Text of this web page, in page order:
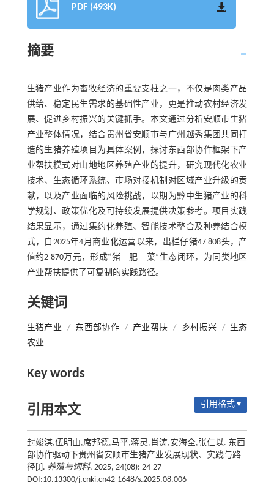
PDF (493K)
摘要
生猪产业作为畜牧经济的重要支柱之一，不仅是肉类产品
供给、稳定民生需求的基础性产业，更是推动农村经济发
展、促进乡村振兴的关键抓手。本文通过分析安顺市生猪
产业整体情况，结合贵州省安顺市与广州越秀集团共同打
造的生猪养殖项目为具体案例，探讨东西部协作框架下产
业帮扶模式对山地地区养殖产业的提升，研究现代化农业
技术、生态循环系统、市场对接机制对区域产业升级的贡
献，以及产业面临的风险挑战，以期为黔中生猪产业的科
学规划、政策优化及可持续发展提供决策参考。项目实践
结果显示，通过集约化养殖、智能技术整合及种养结合模
式，自2025年4月商业化运营以来，出栏仔猪47 808头，产
值约2 870万元，形成“猪－肥－菜”生态闭环，为同类地区
产业帮扶提供了可复制的实践路径。
关键词
生猪产业 / 东西部协作 / 产业帮扶 / 乡村振兴 / 生态
农业
Key words
引用本文 引用格式 ▾
封竣淇,伍明山,席邦德,马平,蒋灵,肖涛,安海全,张仁以. 东西
部协作驱动下贵州省安顺市生猪产业发展现状、实践与路
径[J]. 养殖与饲料, 2025, 24(08): 24-27
DOI:10.13300/j.cnki.cn42-1648/s.2025.08.006